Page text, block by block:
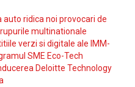
ridica noi provocari de
multinationale
verzi si digitale ale IMM-
SME Eco-Tech
Deloitte Technology